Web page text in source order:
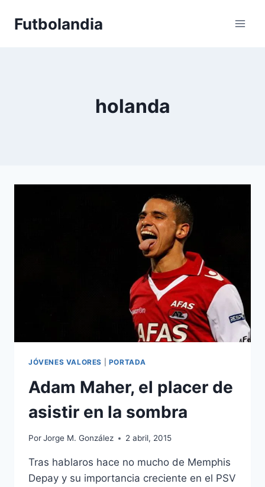
Futbolandia
holanda
JÓVENES VALORES PORTADA
Adam Maher, el placer de
asistir en la sombra
PorJorge M. González 2 abril, 2015
Tras hablaros hace no mucho de Memphis
Depay y su importancia creciente en el PSV